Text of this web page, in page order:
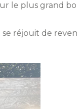
le plus grand
se réjouit de